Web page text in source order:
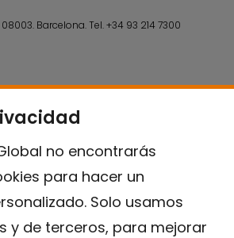
no encontrarás
para hacer un
Solo usamos
y de terceros, para mejorar
Barcelona.Tel.+34 93 214 7300